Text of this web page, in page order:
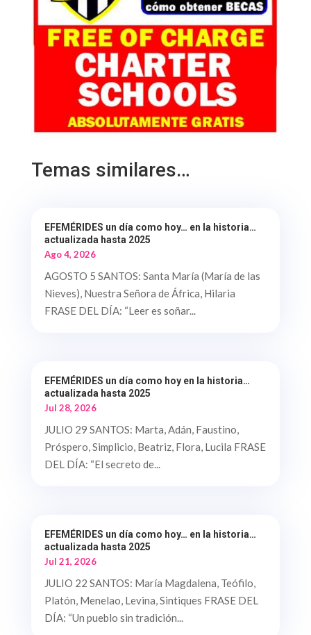
Temas similares…
EFEMÉRIDES un día como hoy… en la historia…
actualizada hasta 2025
Ago 4, 2026
AGOSTO 5 SANTOS: Santa María (María de las
Nieves), Nuestra Señora de África, Hilaria
FRASE DEL DÍA: “Leer es soñar...
EFEMÉRIDES un día como hoy en la historia…
actualizada hasta 2025
Jul 28, 2026
JULIO 29 SANTOS: Marta, Adán, Faustino,
Próspero, Simplicio, Beatriz, Flora, Lucila FRASE
DEL DÍA: “El secreto de...
EFEMÉRIDES un día como hoy… en la historia…
actualizada hasta 2025
Jul 21, 2026
JULIO 22 SANTOS: María Magdalena, Teófilo,
Platón, Menelao, Levina, Sintiques FRASE DEL
DÍA: “Un pueblo sin tradición...